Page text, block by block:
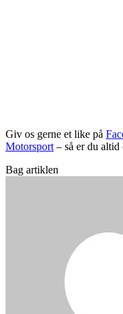
Giv os gerne et like på
Motorsport – så er du altid
Bag artiklen